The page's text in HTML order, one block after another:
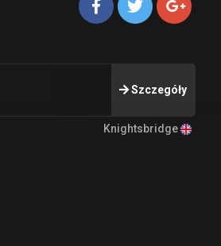
Szczegóły
Knightsbridge